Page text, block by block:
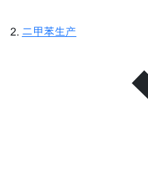
二甲苯生产